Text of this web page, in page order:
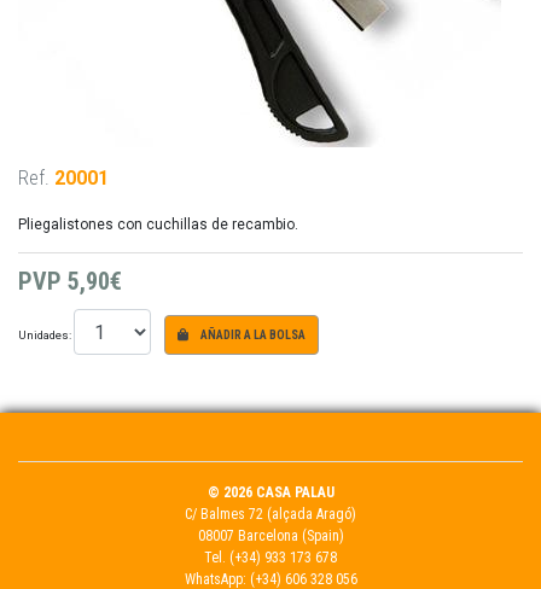
Ref. 20001
Pliegalistones con cuchillas de recambio.
PVP 5,90€
Unidades: AÑADIR A LA BOLSA
© 2026 CASA PALAU
C/ Balmes 72 (alçada Aragó)
08007 Barcelona (Spain)
Tel. (+34) 933 173 678
WhatsApp: (+34) 606 328 056